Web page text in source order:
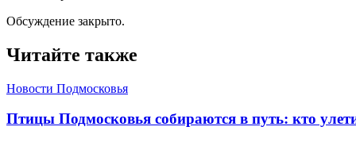
Обсуждение закрыто.
Читайте также
Новости Подмосковья
Птицы Подмосковья собираются в путь: кто